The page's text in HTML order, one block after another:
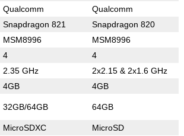
Qualcomm Qualcomm
Snapdragon 821 Snapdragon 820
MSM8996 MSM8996
4 4
2.35 GHz 2x2.15 & 2x1.6 GHz
4GB 4GB
32GB/64GB 64GB
MicroSDXC MicroSD